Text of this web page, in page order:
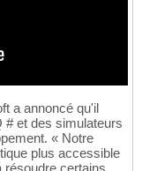
a annoncé qu'il
# et des simulateurs
« Notre
plus accessible